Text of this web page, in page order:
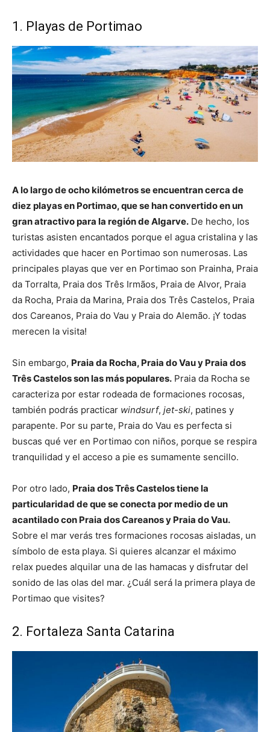
1. Playas de Portimao
A lo largo de ocho kilómetros se encuentran cerca de
diez playas en Portimao, que se han convertido en un
gran atractivo para la región de Algarve. De hecho, los
turistas asisten encantados porque el agua cristalina y las
actividades que hacer en Portimao son numerosas. Las
principales playas que ver en Portimao son Prainha, Praia
da Torralta, Praia dos Três Irmãos, Praia de Alvor, Praia
da Rocha, Praia da Marina, Praia dos Três Castelos, Praia
dos Careanos, Praia do Vau y Praia do Alemão. ¡Y todas
merecen la visita!
Sin embargo, Praia da Rocha, Praia do Vau y Praia dos
Três Castelos son las más populares. Praia da Rocha se
caracteriza por estar rodeada de formaciones rocosas,
también podrás practicar windsurf, jet-ski, patines y
parapente. Por su parte, Praia do Vau es perfecta si
buscas qué ver en Portimao con niños, porque se respira
tranquilidad y el acceso a pie es sumamente sencillo.
Por otro lado, Praia dos Três Castelos tiene la
particularidad de que se conecta por medio de un
acantilado con Praia dos Careanos y Praia do Vau.
Sobre el mar verás tres formaciones rocosas aisladas, un
símbolo de esta playa. Si quieres alcanzar el máximo
relax puedes alquilar una de las hamacas y disfrutar del
sonido de las olas del mar. ¿Cuál será la primera playa de
Portimao que visites?
2. Fortaleza Santa Catarina